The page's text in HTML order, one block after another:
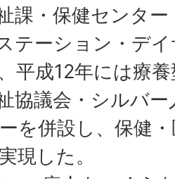
課・保健センタ
テーション・デ
平成12年には療
協議会・シルバ
を併設し、保健
現した。